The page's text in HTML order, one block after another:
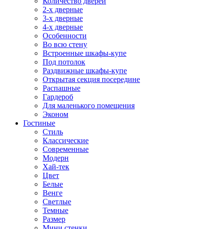
2-х дверные
3-х дверные
4-х дверные
Особенности
Во всю стену
Встроенные шкафы-купе
Под потолок
Раздвижные шкафы-купе
Открытая секция посередине
Распашные
Гардероб
Для маленького помещения
Эконом
Гостиные
Стиль
Классические
Современные
Модерн
Хай-тек
Цвет
Белые
Венге
Светлые
Темные
Размер